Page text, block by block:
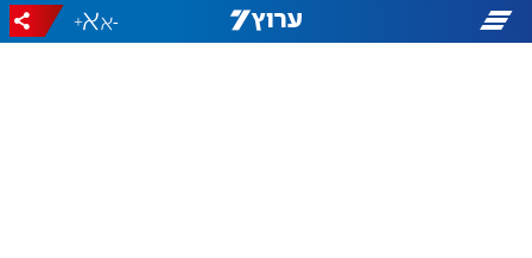
-
+